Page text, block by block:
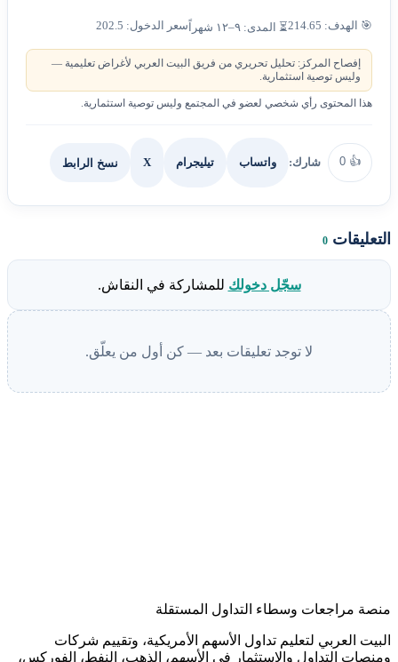
🎯 الهدف: 214.65 ⏳ المدى: ٩–١٢ شهراً سعر الدخول: 202.5
إفصاح المركز: تحليل تحريري من فريق البيت العربي لأغراض تعليمية —
وليس توصية استثمارية.
هذا المحتوى رأي شخصي لعضو في المجتمع وليس توصية استثمارية.
👍
0 شارك: واتساب تيليجرام X نسخ الرابط
التعليقات 0
سجّل دخولك للمشاركة في النقاش.
لا توجد تعليقات بعد — كن أول من يعلّق.
منصة مراجعات وسطاء التداول المستقلة
البيت العربي لتعليم تداول الأسهم الأمريكية، وتقييم شركات
ومنصات التداول والاستثمار في الأسهم، الذهب، النفط، الفوركس،